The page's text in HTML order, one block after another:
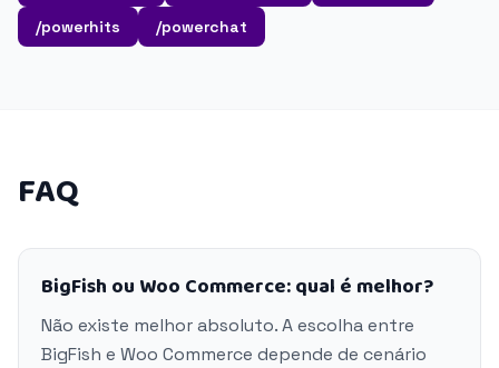
/powerhits /powerchat
FAQ
BigFish ou Woo Commerce: qual é melhor?
Não existe melhor absoluto. A escolha entre
BigFish e Woo Commerce depende de cenário